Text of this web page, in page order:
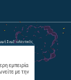
εμπειρία
με την